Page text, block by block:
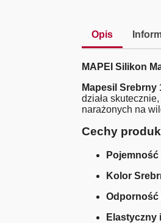
Opis
MAPEI Silikon
Mapesil Srebrny
działa
narażonych na
Cechy
Pojemność
Kolor
Odporność
Elastyczny